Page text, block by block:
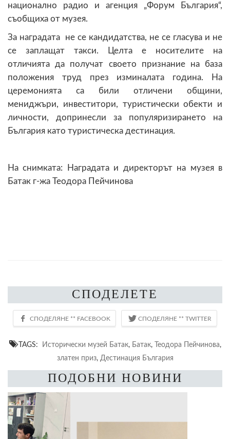
национално радио и агенция „Форум България“,
съобщиха от музея.
За наградата не се кандидатства, не се гласува и не
се заплащат такси. Целта е носителите на
отличията да получат своето признание на база
положения труд през изминалата година. На
церемонията са били отличени общини,
мениджъри, инвеститори, туристически обекти и
личности, допринесли за популяризирането на
България като туристическа дестинация.
На снимката: Наградата и директорът на музея в
Батак г-жа Теодора Пейчинова
СПОДЕЛЕТЕ
TAGS: Исторически музей Батак, Батак, Теодора Пейчинова,
златен приз, Дестинация България
ПОДОБНИ НОВИНИ